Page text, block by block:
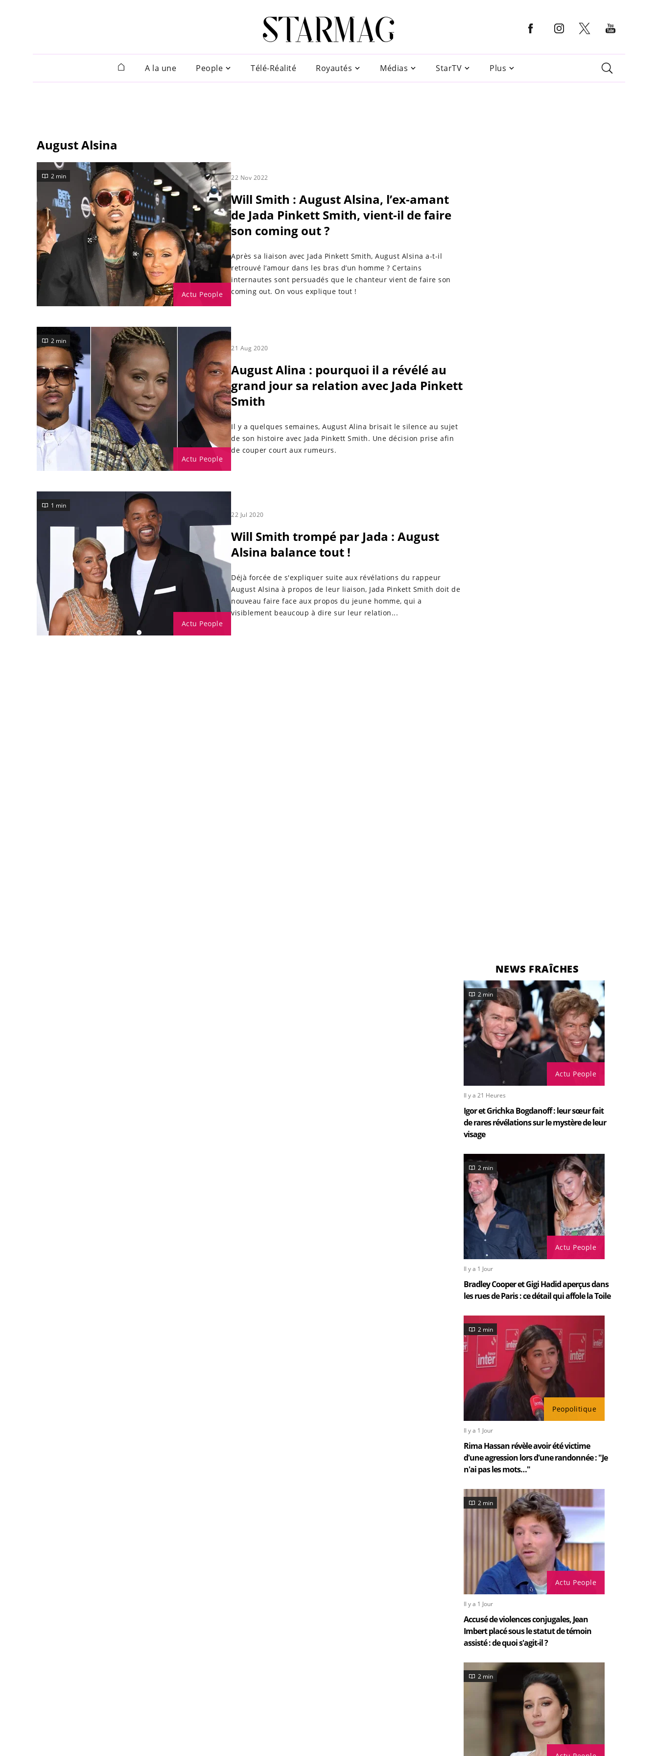
A la une People Télé-Réalité Royautés Médias StarTV Plus
August Alsina
Actu People
2 min 22 Nov 2022
Will Smith : August Alsina, l’ex-amant
de Jada Pinkett Smith, vient-il de faire
son coming out ?
Après sa liaison avec Jada Pinkett Smith, August Alsina a-t-il
retrouvé l’amour dans les bras d’un homme ? Certains
internautes sont persuadés que le chanteur vient de faire son
coming out. On vous explique tout !
Actu People
2 min
21 Aug 2020
August Alina : pourquoi il a révélé au
grand jour sa relation avec Jada Pinkett
Smith
Il y a quelques semaines, August Alina brisait le silence au sujet
de son histoire avec Jada Pinkett Smith. Une décision prise afin
de couper court aux rumeurs.
Actu People
1 min
22 Jul 2020
Will Smith trompé par Jada : August
Alsina balance tout !
Déjà forcée de s'expliquer suite aux révélations du rappeur
August Alsina à propos de leur liaison, Jada Pinkett Smith doit de
nouveau faire face aux propos du jeune homme, qui a
visiblement beaucoup à dire sur leur relation...
NEWS FRAÎCHES
Actu People
2 min
Il y a 21 Heures
Igor et Grichka Bogdanoff : leur sœur fait
de rares révélations sur le mystère de leur
visage
Actu People
2 min
Il y a 1 Jour
Bradley Cooper et Gigi Hadid aperçus dans
les rues de Paris : ce détail qui affole la Toile
Peopolitique
2 min
Il y a 1 Jour
Rima Hassan révèle avoir été victime
d'une agression lors d'une randonnée : "Je
n'ai pas les mots…"
Actu People
2 min
Il y a 1 Jour
Accusé de violences conjugales, Jean
Imbert placé sous le statut de témoin
assisté : de quoi s'agit-il ?
2 min